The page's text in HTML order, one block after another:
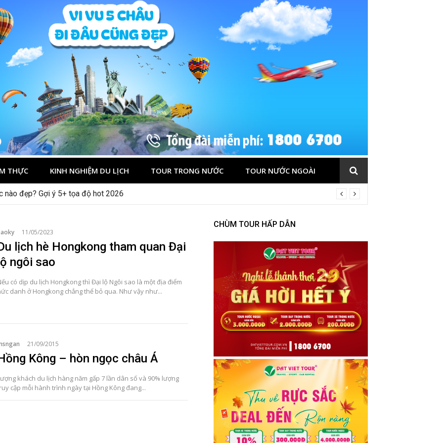
THỰC KINH NGHIỆM DU LỊCH TOUR TRONG NƯỚC TOUR NƯỚC NGOÀI
nào đẹp? Gợi ý 5+ tọa độ hot 2026
11/05/2023
lịch hè Hongkong tham quan Đại
ngôi sao
có dịp du lịch Hongkong thì Đại lộ Ngôi sao là một địa điểm
danh ở Hongkong chẳng thể bỏ qua. Như vậy như...
21/09/2015
Kông – hòn ngọc châu Á
khách du lịch hàng năm gấp 7 lần dân số và 90% lượng
cập mỗi hành trình ngày tại Hồng Kông đang...
CHÙM TOUR HẤP DẪN